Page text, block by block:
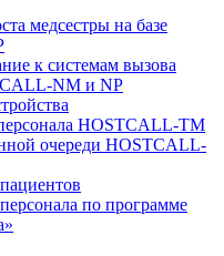
медсестры на базе
к системам вызова
NM и NP
HOSTCALL-TM
очереди HOSTCALL-
по программе